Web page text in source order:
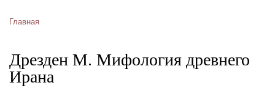
Главная
Дрезден М. Мифология древнего
Ирана